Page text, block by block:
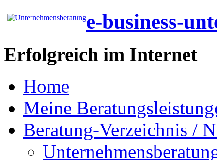
e-business-
Erfolgreich im Internet
Home
Meine
Beratung-Verzeichnis /